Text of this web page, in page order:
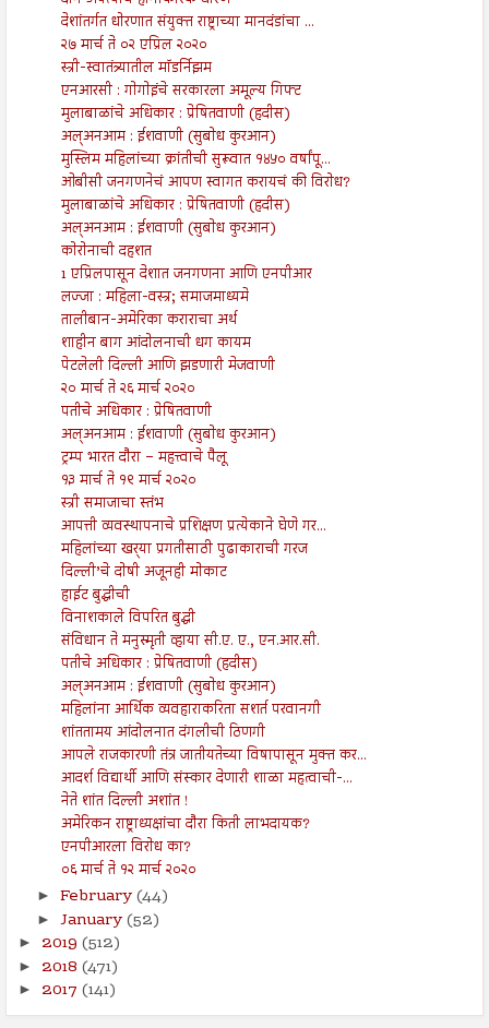
देशांतर्गत धोरणात संयुक्त राष्ट्राच्या मानदंडांचा ...
२७ मार्च ते ०२ एप्रिल २०२०
स्त्री-स्वातंत्र्यातील मॉडर्निझम
एनआरसी : गोगोइंचे सरकारला अमूल्य गिफ्ट
मुलाबाळांचे अधिकार : प्रेषितवाणी (हदीस)
अल्अनआम : ईशवाणी (सुबोध कुरआन)
मुस्लिम महिलांच्या क्रांतीची सुरूवात १४५० वर्षांपू...
ओबीसी जनगणनेचं आपण स्वागत करायचं की विरोध?
मुलाबाळांचे अधिकार : प्रेषितवाणी (हदीस)
अल्अनआम : ईशवाणी (सुबोध कुरआन)
कोरोनाची दहशत
1 एप्रिलपासून देशात जनगणना आणि एनपीआर
लज्जा : महिला-वस्त्र; समाजमाध्यमे
तालीबान-अमेरिका कराराचा अर्थ
शाहीन बाग आंदोलनाची धग कायम
पेटलेली दिल्ली आणि झडणारी मेजवाणी
२० मार्च ते २६ मार्च २०२०
पतीचे अधिकार : प्रेषितवाणी
अल्अनआम : ईशवाणी (सुबोध कुरआन)
ट्रम्प भारत दौरा – महत्त्वाचे पैलू
१३ मार्च ते १९ मार्च २०२०
स्त्री समाजाचा स्तंभ
आपत्ती व्यवस्थापनाचे प्रशिक्षण प्रत्येकाने घेणे गर...
महिलांच्या खर्‍या प्रगतीसाठी पुढाकाराची गरज
दिल्ली’चे दोषी अजूनही मोकाट
हाईट बुद्धीची
विनाशकाले विपरित बुद्धी
संविधान ते मनुस्मृती व्हाया सी.ए. ए., एन.आर.सी.
पतीचे अधिकार : प्रेषितवाणी (हदीस)
अल्अनआम : ईशवाणी (सुबोध कुरआन)
महिलांना आर्थिक व्यवहाराकरिता सशर्त परवानगी
शांततामय आंदोलनात दंगलीची ठिणगी
आपले राजकारणी तंत्र जातीयतेच्या विषापासून मुक्त कर...
आदर्श विद्यार्थी आणि संस्कार देणारी शाळा महत्वाची-...
नेते शांत दिल्ली अशांत !
अमेरिकन राष्ट्राध्यक्षांचा दौरा किती लाभदायक?
एनपीआरला विरोध का?
०६ मार्च ते १२ मार्च २०२०
► February(44)
► January(52)
► 2019 (512)
► 2018 (471)
► 2017 (141)